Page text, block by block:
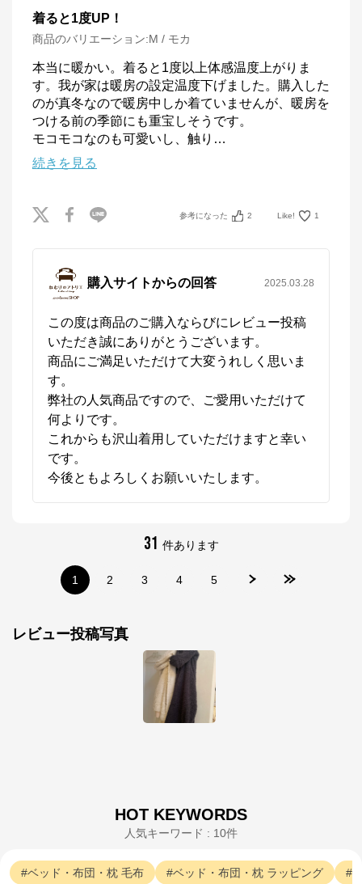
着ると1度UP！
商品のバリエーション:M / モカ
本当に暖かい。着ると1度以上体感温度上がりま
す。我が家は暖房の設定温度下げました。購入した
のが真冬なので暖房中しか着ていませんが、暖房を
つける前の季節にも重宝しそうです。
モコモコなのも可愛いし、触り …
続きを見る
参考になった 2 Like! 1
購入サイトからの回答 2025.03.28
この度は商品のご購入ならびにレビュー投稿
いただき誠にありがとうございます。
商品にご満足いただけて大変うれしく思いま
す。
弊社の人気商品ですので、ご愛用いただけて
何よりです。
これからも沢山着用していただけますと幸い
です。
今後ともよろしくお願いいたします。
31 件あります
1 2 3 4 5
レビュー投稿写真
HOT KEYWORDS
人気キーワード : 10件
ベッド・布団・枕 毛布 ベッド・布団・枕 ラッピング
ねむりのアトリエOnlineSHOP
公式ECサイト
四季に適した快適なねむりで、
ーカー「ロマンス小杉」が運営するオンラインショッ
プです。
「京都スリープサイエンスラボ」を社内に構え、科学
季節に応じたねむりをご提案します。